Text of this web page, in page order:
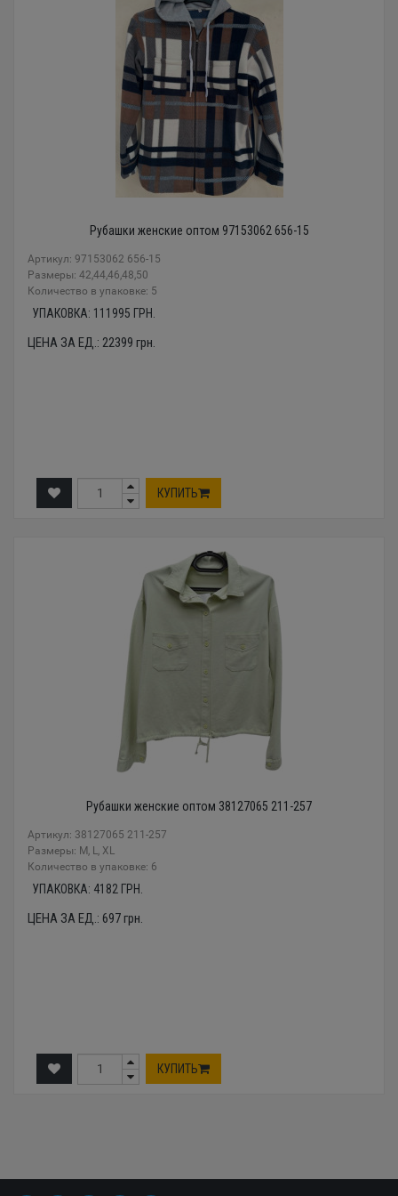
Рубашки женские оптом 97153062 656-15
Артикул: 97153062 656-15
Размеры: 42,44,46,48,50
Количество в упаковке: 5
УПАКОВКА: 111995 ГРН.
ЦЕНА ЗА ЕД.: 22399 грн.
КУПИТЬ
Рубашки женские оптом 38127065 211-257
Артикул: 38127065 211-257
Размеры: М, L, XL
Количество в упаковке: 6
УПАКОВКА: 4182 ГРН.
ЦЕНА ЗА ЕД.: 697грн.
КУПИТЬ